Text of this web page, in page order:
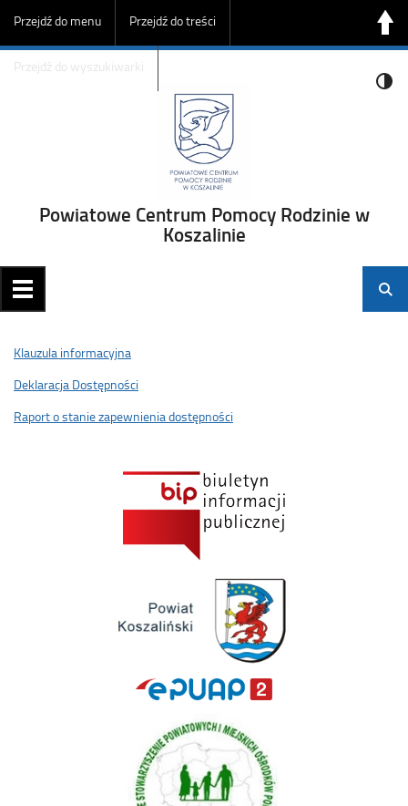
Przejdź do menu Przejdź do treści
Przejdź do wyszukiwarki
Powiatowe Centrum Pomocy Rodzinie w
Koszalinie
Klauzula informacyjna
Deklaracja Dostępności
Raport o stanie zapewnienia dostępności